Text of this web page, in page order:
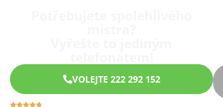
VOLEJTE 222 292 152